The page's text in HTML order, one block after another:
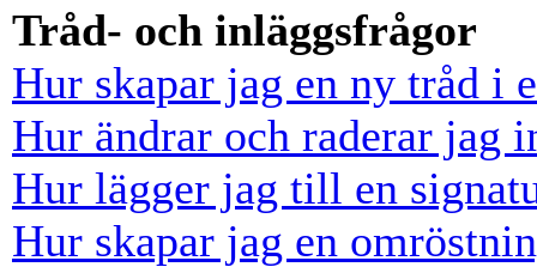
Tråd- och inläggsfrågor
Hur skapar jag en ny tråd i
Hur ändrar och raderar jag
Hur lägger jag till en
Hur skapar jag en